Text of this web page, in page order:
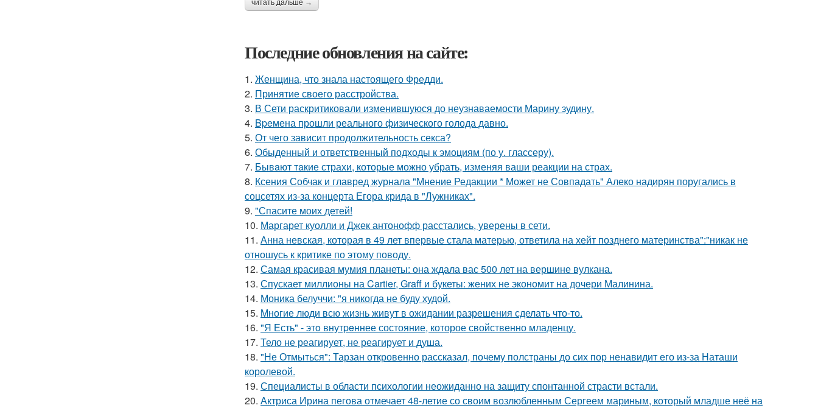
читать дальше →
Последние обновления на сайте:
1. Женщина, что знала настоящего Фредди.
2. Принятие своего расстройства.
3. В Сети раскритиковали изменившуюся до неузнаваемости Марину зудину.
4. Bpeмена прошли реального физического голода давно.
5. От чего зависит продолжительность секса?
6. Обыденный и ответственный подходы к эмоциям (по у. глассеру).
7. Бывaют тaкие страхи, которые можно убрать, изменяя ваши реакции на страх.
8. Ксения Собчак и главред журнала "Мнение Редакции * Может не Совпадать" Алеко надирян поругались в
соцсетях из-за концерта Егора крида в "Лужниках".
9. "Спасите моих детей!
10. Маргарет куолли и Джек антонофф расстались, уверены в сети.
11. Анна невская, которая в 49 лет впервые стала матерью, ответила на хейт позднего материнства":"никак не
отношусь к критике по этому поводу.
12. Самая красивая мумия планеты: она ждала вас 500 лет на вершине вулкана.
13. Спускает миллионы на Cartier, Graff и букеты: жених не экономит на дочери Малинина.
14. Моника белуччи: "я никогда не буду худой.
15. Mногие люди всю жизнь живут в ожидании разрешения сделать что-то.
16. "Я Есть" - этo внутpeннее состояние, которое свойственно младенцу.
17. Тело не реагирует, не реагирует и душа.
18. "Не Отмыться": Тарзан откровенно рассказал, почему полстраны до сих пор ненавидит его из-за Наташи
королевой.
19. Специалисты в области психологии неожиданно на защиту спонтанной страсти встали.
20. Актриса Ирина пегова отмечает 48-летие со своим возлюбленным Сергеем мариным, который младше неё на